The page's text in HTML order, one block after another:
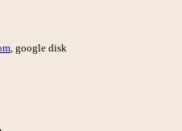
, google disk